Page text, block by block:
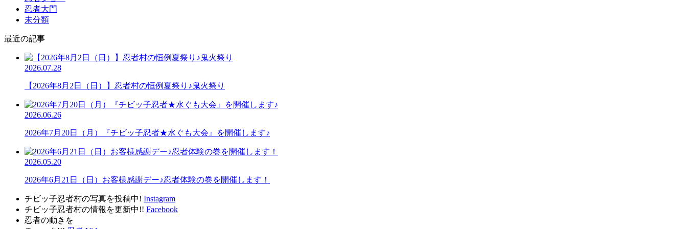
忍者大門
未分類
最近の記事
2026.07.28
【2026年8月2日（日）】忍者村の恒例夏祭り♪鬼火祭り
2026.06.26
2026年7月20日（月）『チビッ子忍者★水ぐも大会』を開催します♪
2026.05.20
2026年6月21日（日）お客様感謝デー♪忍者体験の巻を開催します！
チビッ子忍者村の写真を投稿中! Instagram
チビッ子忍者村の情報を更新中!! Facebook
忍者の動きを